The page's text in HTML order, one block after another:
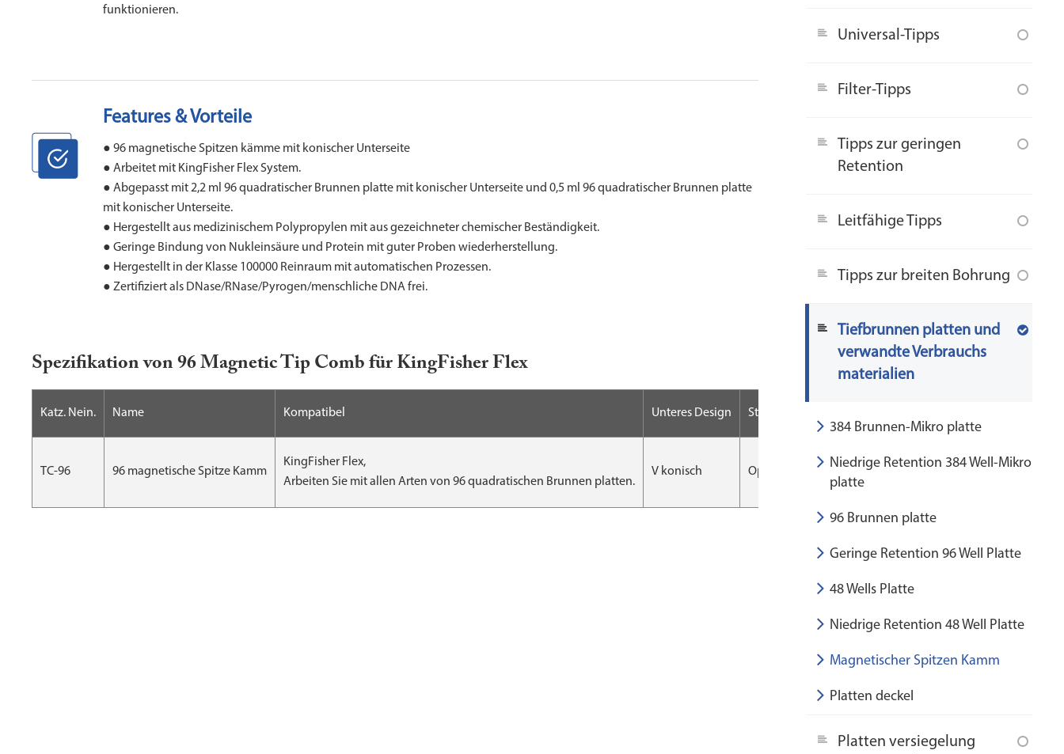
funktionieren.
Features & Vorteile
● 96 magnetische Spitzen kämme mit konischer Unterseite
● Arbeitet mit KingFisher Flex System.
● Abgepasst mit 2,2 ml 96 quadratischer Brunnen platte mit konischer Unterseite und 0,5 ml 96 quadratischer Brunnen platte
mit konischer Unterseite.
● Hergestellt aus medizinischem Polypropylen mit aus gezeichneter chemischer Beständigkeit.
● Geringe Bindung von Nukleinsäure und Protein mit guter Proben wiederherstellung.
● Hergestellt in der Klasse 100000 Reinraum mit automatischen Prozessen.
● Zertifiziert als DNase/RNase/Pyrogen/menschliche DNA frei.
Spezifikation von 96 Magnetic Tip Comb für KingFisher Flex
Katz. Nein. Name Kompatibel Unteres Design Steril
TC-96 96 magnetische Spitze Kamm
KingFisher Flex,
Arbeiten Sie mit allen Arten von 96 quadratischen Brunnen platten.
V konisch Optional 5 teile/beutel
Universal-Tipps
Filter-Tipps
Tipps zur geringen
Retention
Leitfähige Tipps
Tipps zur breiten Bohrung
Tiefbrunnen platten und
verwandte Verbrauchs
materialien
384 Brunnen-Mikro platte
Niedrige Retention 384 Well-Mikro
platte
96 Brunnen platte
Geringe Retention 96 Well Platte
48 Wells Platte
Niedrige Retention 48 Well Platte
Magnetischer Spitzen Kamm
Platten deckel
Platten versiegelung